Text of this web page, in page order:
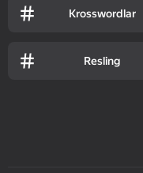
Krosswordlar
Resling